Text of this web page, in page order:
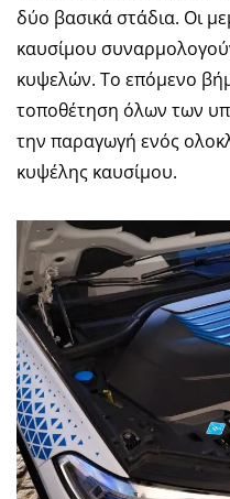
δύο βασικά στάδια. Οι
καυσίμου
κυψελών. Το επόμενο
τοποθέτηση όλων των
την παραγωγή ενός
κυψέλης καυσίμου.